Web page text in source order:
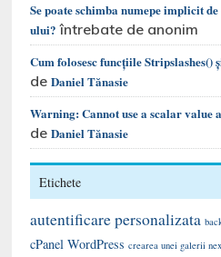
Se poate schimba numepe implicit
ului? întrebate de anonim
Cum folosesc funcțiile Stripslashes()
deDaniel Tănasie
Warning: Cannot use a scalar value
deDaniel Tănasie
Etichete
autentificare personalizata
cPanel WordPress crearea unei galerii